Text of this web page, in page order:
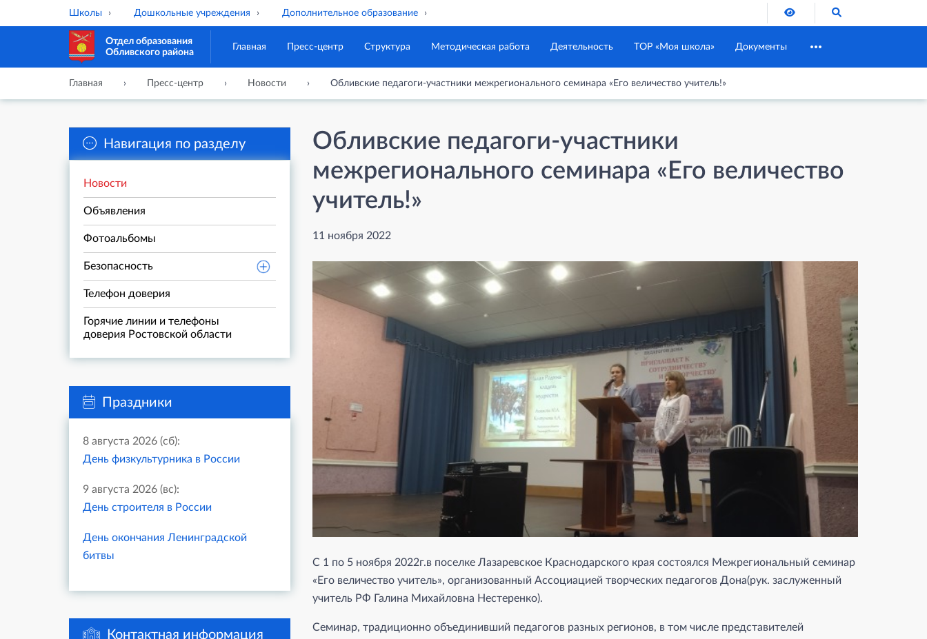
Школы Дошкольные учреждения Дополнительное образование Версия для слабовидящих
Отдел образования
Обливского района
Главная Пресс-центр Структура Методическая работа Деятельность ТОР «Моя школа» Документы
Главная Пресс-центр Новости Обливские педагоги-участники межрегионального семинара «Его величество учитель!»
Навигация по разделу
Новости
Объявления
Фотоальбомы
Безопасность
Телефон доверия
Горячие линии и телефоны
доверия Ростовской области
Праздники
8 августа 2026 (сб):
День физкультурника в России
9 августа 2026 (вс):
День строителя в России
День окончания Ленинградской
битвы
Контактная информация
Обливские педагоги-участники
межрегионального семинара «Его величество
учитель!»
11 ноября 2022
С 1 по 5 ноября 2022г.в поселке Лазаревское Краснодарского края состоялся Межрегиональный семинар
«Его величество учитель», организованный Ассоциацией творческих педагогов Дона(рук. заслуженный
учитель РФ Галина Михайловна Нестеренко).
Семинар, традиционно объединивший педагогов разных регионов, в том числе представителей